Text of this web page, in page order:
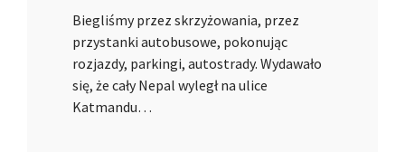
Biegliśmy przez skrzyżowania, przez
przystanki autobusowe, pokonując
rozjazdy, parkingi, autostrady. Wydawało
się, że cały Nepal wyległ na ulice
Katmandu…